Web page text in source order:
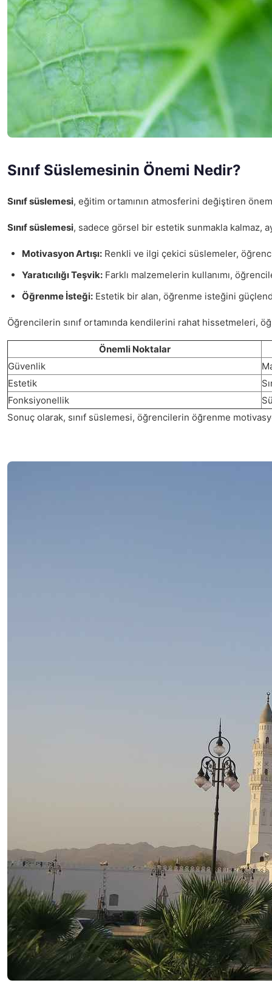
Sınıf Süslemesinin Önemi Nedir?
Sınıf süslemesi, eğitim ortamının atmosferini değiştiren
Sınıf süslemesi, sadece görsel bir estetik sunmakla kalmaz,
Motivasyon Artışı: Renkli ve ilgi çekici süslemeler,
Yaratıcılığı Teşvik: Farklı malzemelerin kullanımı,
Öğrenme İsteği: Estetik bir alan, öğrenme isteğini
Öğrencilerin sınıf ortamında kendilerini rahat hissetmeleri,
Önemli Noktalar
Güvenlik
Estetik
Fonksiyonellik
Sonuç olarak, sınıf süslemesi, öğrencilerin öğrenme